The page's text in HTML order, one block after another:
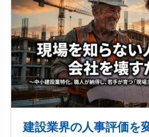
建設業界の人事評価を